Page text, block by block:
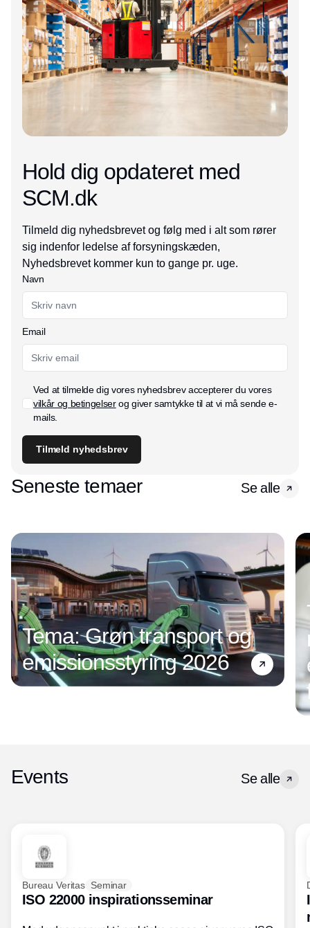
Hold dig opdateret med
SCM.dk
Tilmeld dig nyhedsbrevet og følg med i alt som rører
sig indenfor ledelse af forsyningskæden,
Nyhedsbrevet kommer kun to gange pr. uge.
Navn
Email
Ved at tilmelde dig vores nyhedsbrev accepterer du vores
vilkår og betingelserog giver samtykke til at vi må sende e-
mails.
Tilmeld nyhedsbrev
Seneste temaer Se alle
Tema: Grøn transport og
emissionsstyring 2026
Events Se alle
Bureau Veritas Seminar
ISO 22000 inspirationsseminar